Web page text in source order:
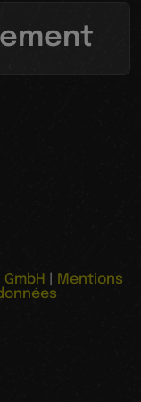
GmbH
Mentions